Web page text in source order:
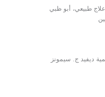
طبيعي، أبو ظبي
ديفيد ج. سيمونز